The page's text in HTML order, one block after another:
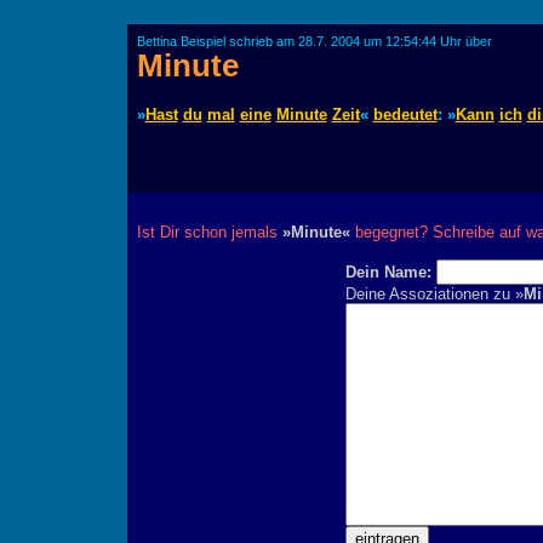
Bettina Beispiel schrieb am 28.7. 2004 um 12:54:44 Uhr über
Minute
»Hast du mal eine Minute Zeit« bedeutet: »Kann ich
Ist Dir schon jemals »Minute«begegnet? Schreibe auf
Dein Name:
Deine Assoziationen zu »